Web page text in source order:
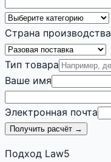
Страна производства
Тип товара
Ваше имя
Электронная почта
Получить расчёт →
Подход Law5